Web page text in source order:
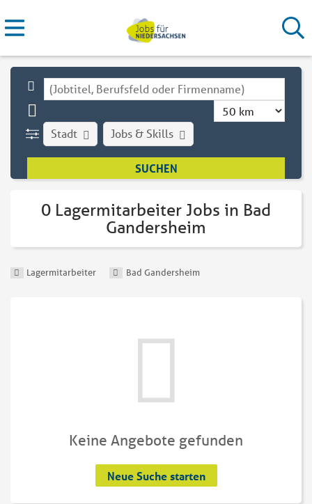
Stadt Jobs & Skills
0 Lagermitarbeiter Jobs in Bad
Gandersheim
Lagermitarbeiter Bad Gandersheim
Keine Angebote gefunden
Neue Suche starten